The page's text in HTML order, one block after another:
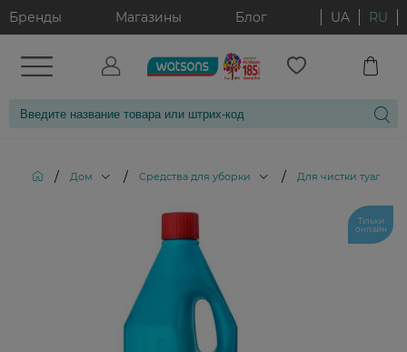
Бренды Магазины Блог UA RU
/ Дом / Средства для уборки / Для чистки туалета
Тільки
онлайн